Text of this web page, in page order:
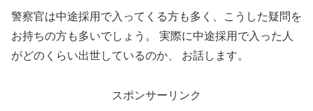
警察官は中途採用で入ってくる方も多く、こうした疑問を
お持ちの方も多いでしょう。 実際に中途採用で入った人
がどのくらい出世しているのか、 お話します。
スポンサーリンク